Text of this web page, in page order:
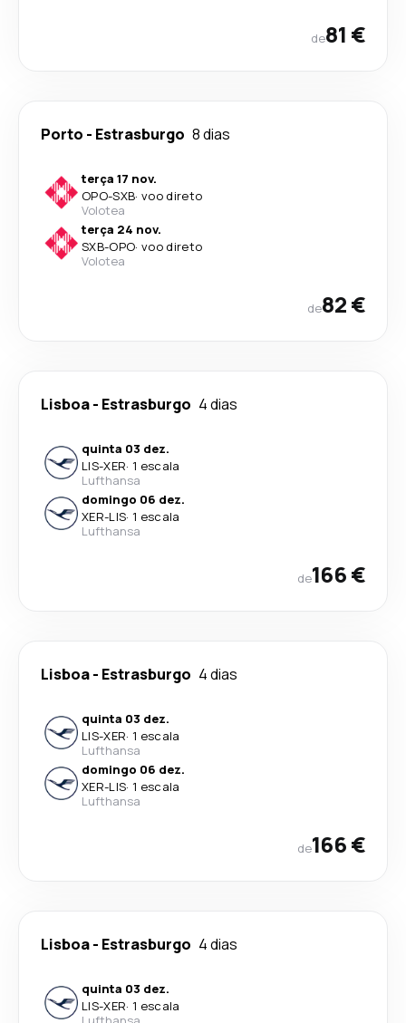
de81 €
Porto - Estrasburgo 8 dias
terça 17 nov.
OPO-SXB· voo direto
Volotea
terça 24 nov.
SXB-OPO· voo direto
Volotea
de82 €
Lisboa- Estrasburgo 4 dias
quinta 03 dez.
LIS-XER· 1 escala
Lufthansa
domingo 06 dez.
XER-LIS· 1 escala
Lufthansa
de166 €
Lisboa- Estrasburgo 4 dias
quinta 03 dez.
LIS-XER· 1 escala
Lufthansa
domingo 06 dez.
XER-LIS· 1 escala
Lufthansa
de166 €
Lisboa- Estrasburgo 4 dias
quinta 03 dez.
LIS-XER· 1 escala